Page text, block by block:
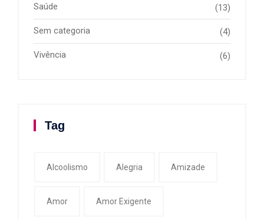
Saúde (13)
Sem categoria (4)
Vivência (6)
Tag
Alcoolismo Alegria Amizade
Amor Amor Exigente